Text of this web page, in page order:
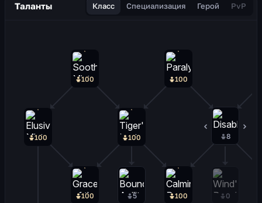
Таланты Класс Специализация Герой PvP
100
100 100
100
100
100
8
5 0